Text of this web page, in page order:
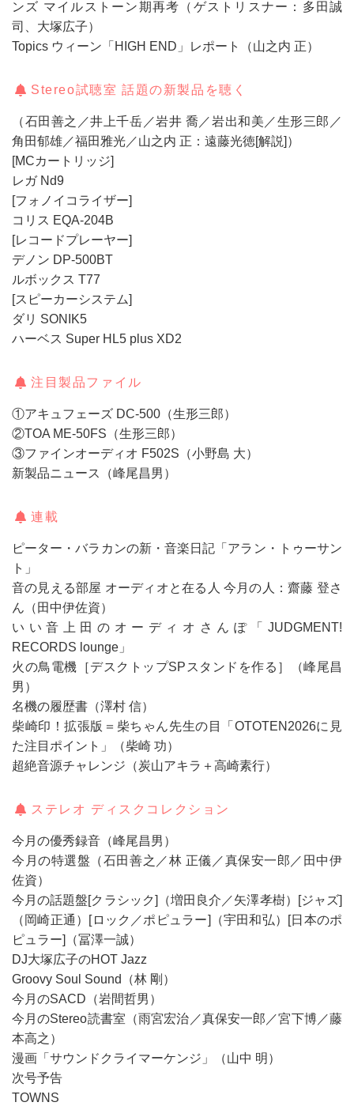
ンズ マイルストーン期再考（ゲストリスナー：多田誠
司、大塚広子）
Topics ウィーン「HIGH END」レポート（山之内 正）
Stereo試聴室 話題の新製品を聴く
（石田善之／井上千岳／岩井 喬／岩出和美／生形三郎／
角田郁雄／福田雅光／山之内 正：遠藤光徳[解説]）
[MCカートリッジ]
レガ Nd9
[フォノイコライザー]
コリス EQA-204B
[レコードプレーヤー]
デノン DP-500BT
ルボックス T77
[スピーカーシステム]
ダリ SONIK5
ハーベス Super HL5 plus XD2
注目製品ファイル
①アキュフェーズ DC-500（生形三郎）
②TOA ME-50FS（生形三郎）
③ファインオーディオ F502S（小野島 大）
新製品ニュース（峰尾昌男）
連載
ピーター・バラカンの新・音楽日記「アラン・トゥーサン
ト」
音の見える部屋 オーディオと在る人 今月の人：齋藤 登さ
ん（田中伊佐資）
いい音上田のオーディオさんぽ「JUDGMENT!
RECORDS lounge」
火の鳥電機［デスクトップSPスタンドを作る］（峰尾昌
男）
名機の履歴書（澤村 信）
柴崎印！拡張版＝柴ちゃん先生の目「OTOTEN2026に見
た注目ポイント」（柴崎 功）
超絶音源チャレンジ（炭山アキラ＋高崎素行）
ステレオ ディスクコレクション
今月の優秀録音（峰尾昌男）
今月の特選盤（石田善之／林 正儀／真保安一郎／田中伊
佐資）
今月の話題盤[クラシック]（増田良介／矢澤孝樹）[ジャズ]
（岡崎正通）[ロック／ポピュラー]（宇田和弘）[日本のポ
ピュラー]（冨澤一誠）
DJ大塚広子のHOT Jazz
Groovy Soul Sound（林 剛）
今月のSACD（岩間哲男）
今月のStereo読書室（雨宮宏治／真保安一郎／宮下博／藤
本高之）
漫画「サウンドクライマーケンジ」（山中 明）
次号予告
TOWNS